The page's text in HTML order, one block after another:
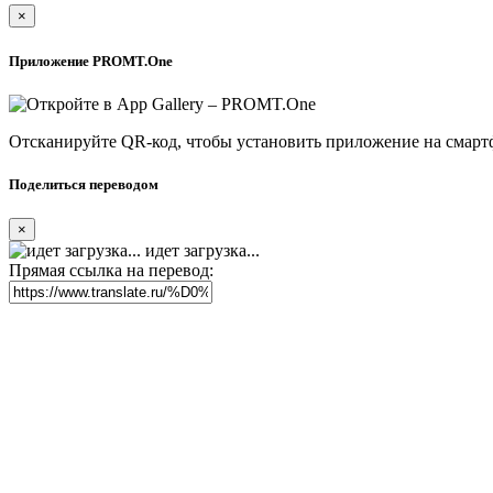
×
Приложение PROMT.One
Отсканируйте QR-код, чтобы установить приложение на
Поделиться переводом
×
идет загрузка...
Прямая ссылка на перевод: